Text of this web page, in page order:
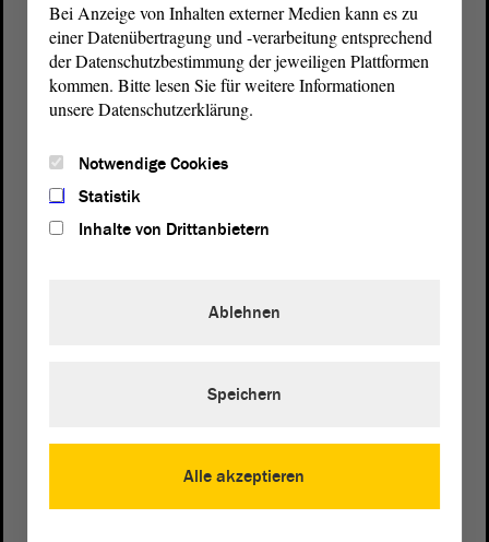
Wegbeschreibung
Bei Anzeige von Inhalten externer Medien kann es zu
einer Datenübertragung und -verarbeitung entsprechend
der Datenschutzbestimmung der jeweiligen Plattformen
kommen. Bitte lesen Sie für weitere Informationen
unsere Datenschutzerklärung.
Notwendige Cookies
Statistik
Inhalte von Drittanbietern
Alle akzeptieren
Ablehnen
Speichern